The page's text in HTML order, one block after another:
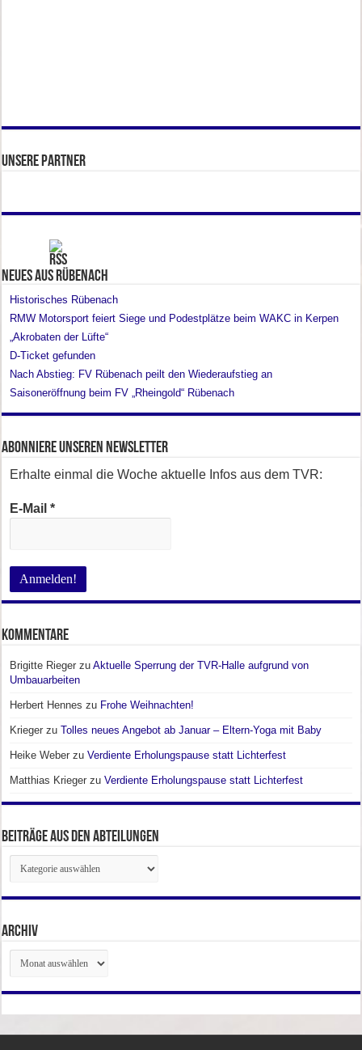
Unsere Partner
Neues aus Rübenach
Historisches Rübenach
RMW Motorsport feiert Siege und Podestplätze beim WAKC in Kerpen
„Akrobaten der Lüfte“
D-Ticket gefunden
Nach Abstieg: FV Rübenach peilt den Wiederaufstieg an
Saisoneröffnung beim FV „Rheingold“ Rübenach
Abonniere unseren Newsletter
Erhalte einmal die Woche aktuelle Infos aus dem TVR:
E-Mail*
Kommentare
Brigitte Rieger zuAktuelle Sperrung der TVR-Halle aufgrund von
Umbauarbeiten
Herbert Hennes zu Frohe Weihnachten!
Krieger zuTolles neues Angebot ab Januar – Eltern-Yoga mit Baby
Heike Weber zuVerdiente Erholungspause statt Lichterfest
Matthias Krieger zuVerdiente Erholungspause statt Lichterfest
Beiträge aus den Abteilungen
Beiträge
aus
den
Abteilungen
Archiv
Archiv